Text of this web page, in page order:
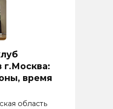
г.Москва:
время
область